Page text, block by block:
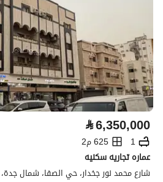
⃁6,350,000
1
625 م2
عماره تجاريه سكنيه
شارع محمد نور جخدار، حي الصفا، شمال